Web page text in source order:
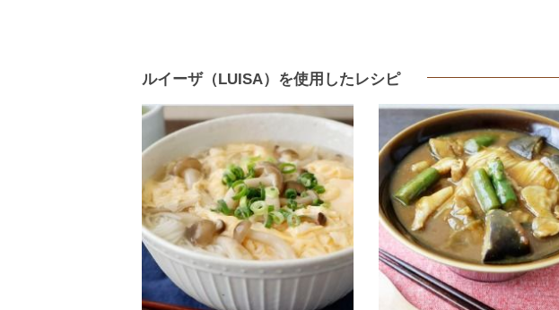
ルイーザ（LUISA）を使用したレシピ